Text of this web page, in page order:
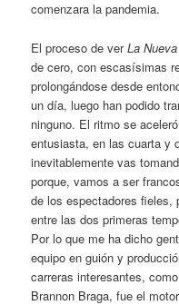
comenzara la pandemia.
El proceso de verLa
de cero, con escasísimas
prolongándose desde
un día, luego han podido
ninguno. El ritmo se
entusiasta, en las cuarta y
inevitablemente vas
porque, vamos a ser
de los espectadores fieles,
entre las dos primeras
Por lo que me ha dicho
equipo en guión y
carreras interesantes,
Brannon Braga, fue el